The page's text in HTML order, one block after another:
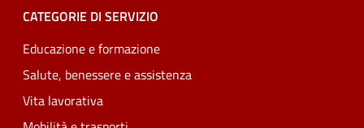
CATEGORIE DI SERVIZIO
Educazione e formazione
Salute, benessere e assistenza
Vita lavorativa